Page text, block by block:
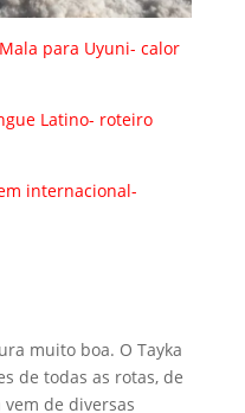
para Uyuni- calor
Latino- roteiro
internacional-
muito boa. O Tayka
de todas as rotas, de
de diversas